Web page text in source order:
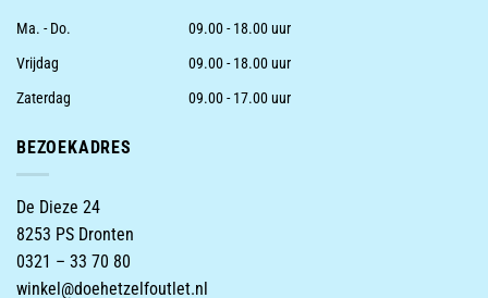
Ma. - Do.
09.00 - 18.00 uur
Vrijdag
09.00 - 18.00 uur
Zaterdag
09.00 - 17.00 uur
BEZOEKADRES
De Dieze 24
8253 PS Dronten
0321 – 33 70 80
winkel@doehetzelfoutlet.nl